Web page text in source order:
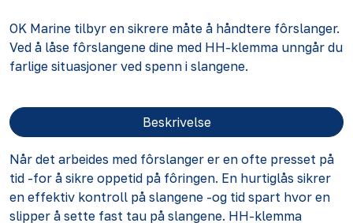
OK Marine tilbyr en sikrere måte å håndtere fôrslanger.
Ved å låse fôrslangene dine med HH-klemma unngår du
farlige situasjoner ved spenn i slangene.
Beskrivelse
Når det arbeides med fôrslanger er en ofte presset på
tid -for å sikre oppetid på fôringen. En hurtiglås sikrer
en effektiv kontroll på slangene -og tid spart hvor en
slipper å sette fast tau på slangene. HH-klemma